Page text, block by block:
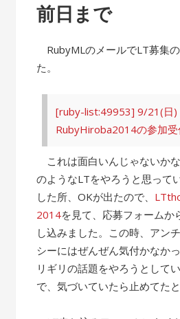
前日まで
RubyMLのメールでLT募集
た。
[ruby-list:49953] 9/21(日)
RubyHiroba2014の参加受
これは面白いんじゃないか
のようなLTをやろうと思って
した所、OKが出たので、
2014を見て、応募フォームか
し込みました。この時、アン
シーにはぜんぜん気付かなか
リギリの話題をやろうとして
で、気づいていたら止めてたと